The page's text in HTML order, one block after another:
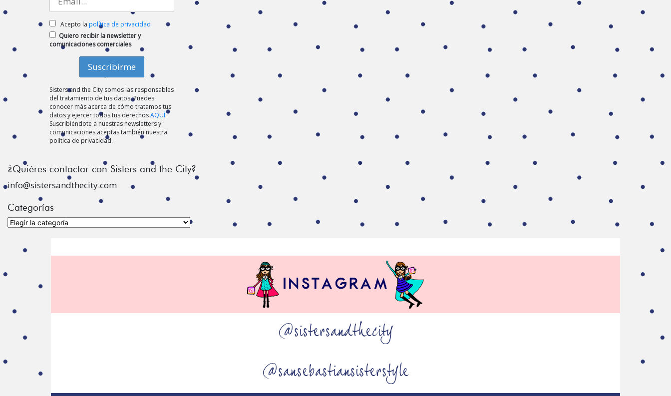
Acepto la política de privacidad
Quiero recibir la newsletter y
comunicaciones comerciales
Sisters and the City somos las responsables
del tratamiento de tus datos. Puedes
conocer más acerca de cómo tratamos tus
datos y ejercer todos tus derechosAQUÍ.
Suscribiéndote a nuestras newsletters y
comunicaciones aceptas también nuestra
política de privacidad.
¿Quiéres contactar con Sisters and the City?
info@sistersandthecity.com
Categorías
Categorías
@sistersandthecity
@sansebastiansisterstyle